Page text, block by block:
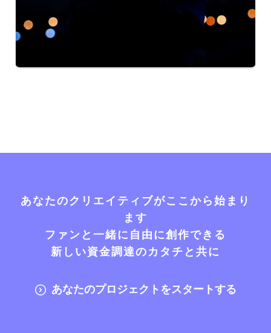
あなたのクリエイティブがここから始まり
ます
ファンと一緒に自由に創作できる
新しい資金調達のカタチと共に
あなたのプロジェクトをスタートする